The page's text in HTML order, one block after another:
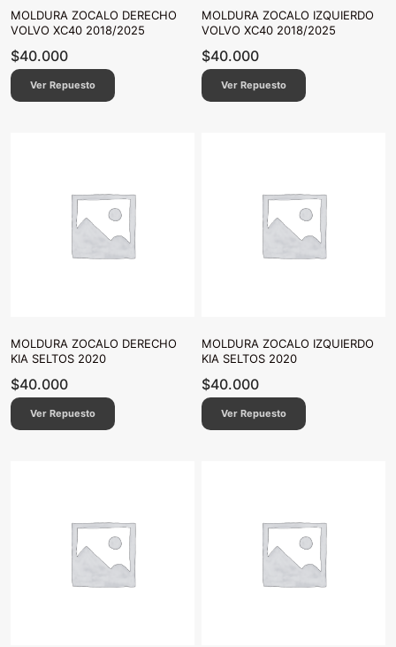
MOLDURA ZOCALO DERECHO
VOLVO XC40 2018/2025
$40.000
Ver Repuesto
MOLDURA ZOCALO IZQUIERDO
VOLVO XC40 2018/2025
$40.000
Ver Repuesto
MOLDURA ZOCALO DERECHO
KIA SELTOS 2020
$40.000
Ver Repuesto
MOLDURA ZOCALO IZQUIERDO
KIA SELTOS 2020
$40.000
Ver Repuesto